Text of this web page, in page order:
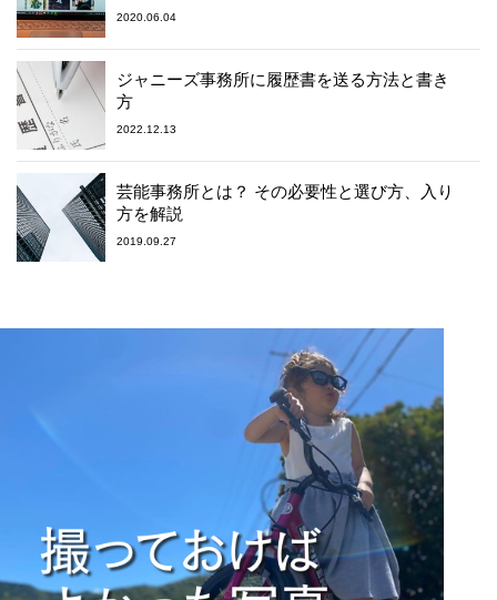
2020.06.04
ジャニーズ事務所に履歴書を送る方法と書き
方
2022.12.13
芸能事務所とは？ その必要性と選び方、入り
方を解説
2019.09.27